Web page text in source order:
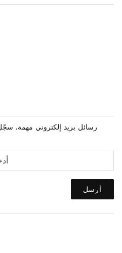
رسائل بريد إلكتروني مهمة.
أرسل